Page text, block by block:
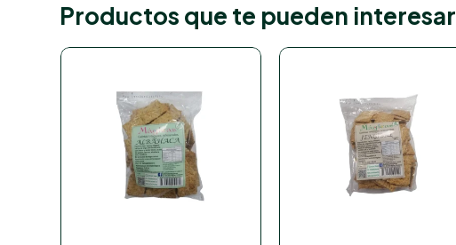
Productos que te pueden interesar